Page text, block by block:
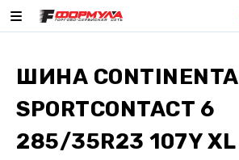
ШИНА
SPORTCONTACT 6
285/35R23 107Y XL